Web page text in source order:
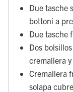
Due tasche
bottoni a
Due tasche
Dos
cremallera
Cremallera
solapa